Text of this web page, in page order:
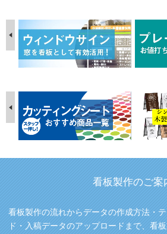
看板製作のご案
看板製作の流れからデータの作成方法・
ド・入稿データのアップロードまで、看